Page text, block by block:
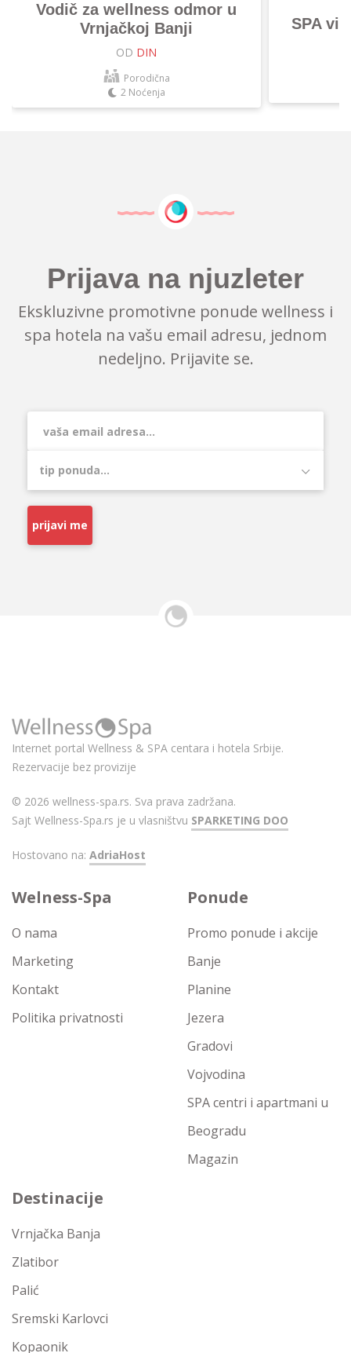
Vodič za wellness odmor u
Vrnjačkoj Banji
OD DIN
Porodična
2 Noćenja
SPA
Prijava na njuzleter
Ekskluzivne promotivne ponude wellness i
spa hotela na vašu email adresu, jednom
nedeljno. Prijavite se.
prijavi me
Internet portal Wellness & SPA centara i hotela Srbije.
Rezervacije bez provizije
© 2026 wellness-spa.rs. Sva prava zadržana.
Sajt Wellness-Spa.rs je u vlasništvu SPARKETING DOO
Hostovano na: AdriaHost
Welness-Spa
O nama
Marketing
Kontakt
Politika privatnosti
Ponude
Promo ponude i akcije
Banje
Planine
Jezera
Gradovi
Vojvodina
SPA centri i apartmani u
Beogradu
Magazin
Destinacije
Vrnjačka Banja
Zlatibor
Palić
Sremski Karlovci
Kopaonik